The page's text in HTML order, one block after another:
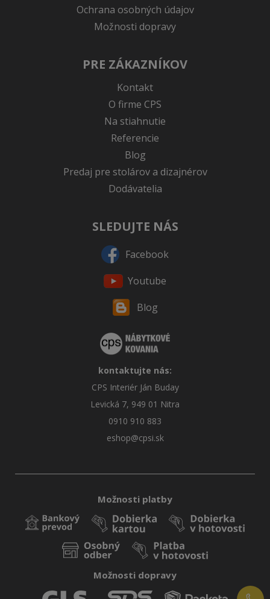
Ochrana osobných údajov
Možnosti dopravy
PRE ZÁKAZNÍKOV
Kontakt
O firme CPS
Na stiahnutie
Referencie
Blog
Predaj pre stolárov a dizajnérov
Dodávatelia
SLEDUJTE NÁS
Facebook
Youtube
Blog
kontaktujte nás:
CPS Interiér Ján Buday
Levická 7, 949 01 Nitra
0910 910 883
eshop@cpsi.sk
Možnosti platby
Možnosti dopravy